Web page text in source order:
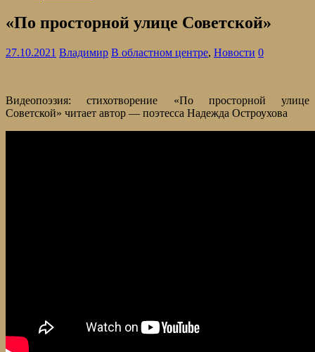
«По просторной улице Советской»
27.10.2021 Владимир В областном центре, Новости 0
Видеопоэзия: стихотворение «По просторной улице
Советской» читает автор — поэтесса Надежда Остроухова